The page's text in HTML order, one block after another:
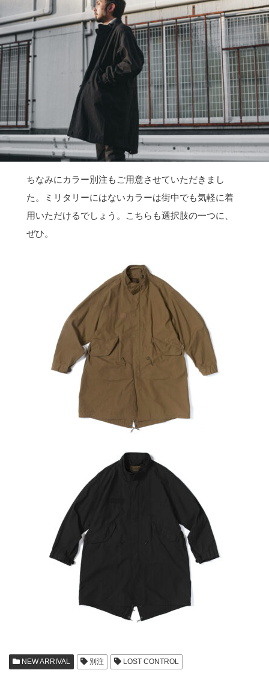
ちなみにカラー別注もご用意させていただきまし
た。ミリタリーにはないカラーは街中でも気軽に着
用いただけるでしょう。こちらも選択肢の一つに、
ぜひ。
NEW ARRIVAL 別注 LOST CONTROL